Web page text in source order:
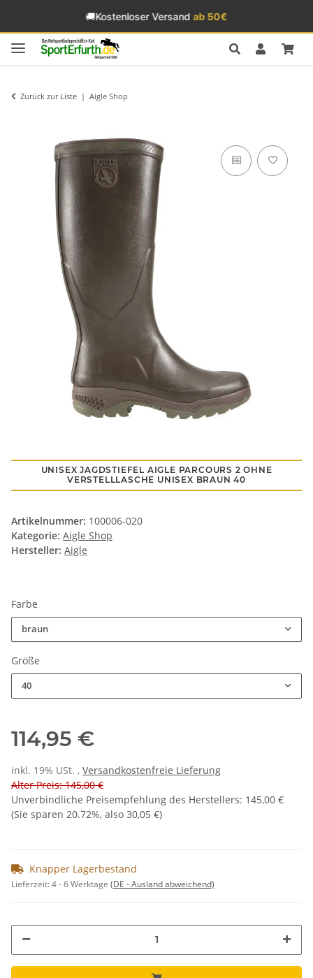
🚚Kostenloser Versandab 50€
Zurück zur Liste Aigle Shop
UNISEX JAGDSTIEFEL AIGLE PARCOURS 2 OHNE
VERSTELLLASCHE UNISEX BRAUN 40
Artikelnummer: 100006-020
Kategorie: Aigle Shop
Hersteller: Aigle
Farbe
braun
Größe
40
114,95 €
inkl. 19% USt. , Versandkostenfreie Lieferung
Alter Preis: 145,00 €
Unverbindliche Preisempfehlung des Herstellers: 145,00 €
(Sie sparen 20.72%, also 30,05 €)
Knapper Lagerbestand
Lieferzeit:4 - 6 Werktage (DE - Ausland abweichend)